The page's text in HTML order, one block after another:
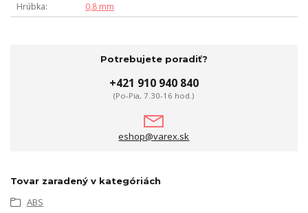
Hrúbka
0,8 mm
Potrebujete poradiť?
+421 910 940 840
(Po-Pia, 7.30-16 hod.)
eshop@varex.sk
Tovar zaradený v kategóriách
ABS